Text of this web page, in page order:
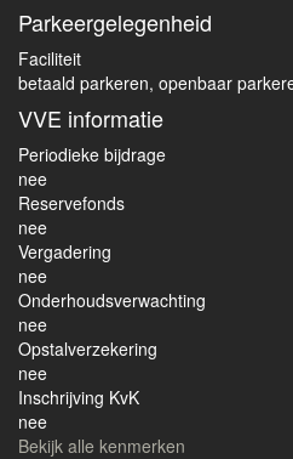
Parkeergelegenheid
Faciliteit
betaald parkeren, openbaar
VVE informatie
Periodieke bijdrage
nee
Reservefonds
nee
Vergadering
nee
Onderhoudsverwachting
nee
Opstalverzekering
nee
Inschrijving KvK
nee
Bekijk alle kenmerken